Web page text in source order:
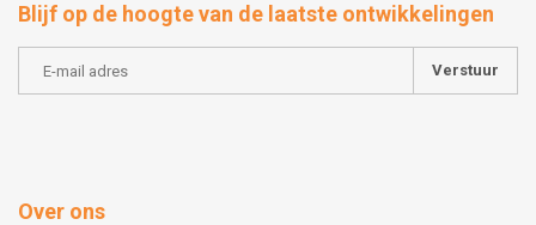
Blijf op de hoogte van de laatste ontwikkelingen
Verstuur
Over ons